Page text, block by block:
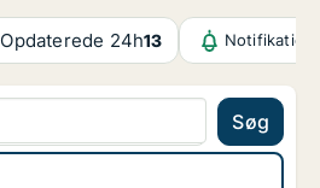
Opdaterede 24h13
Søg